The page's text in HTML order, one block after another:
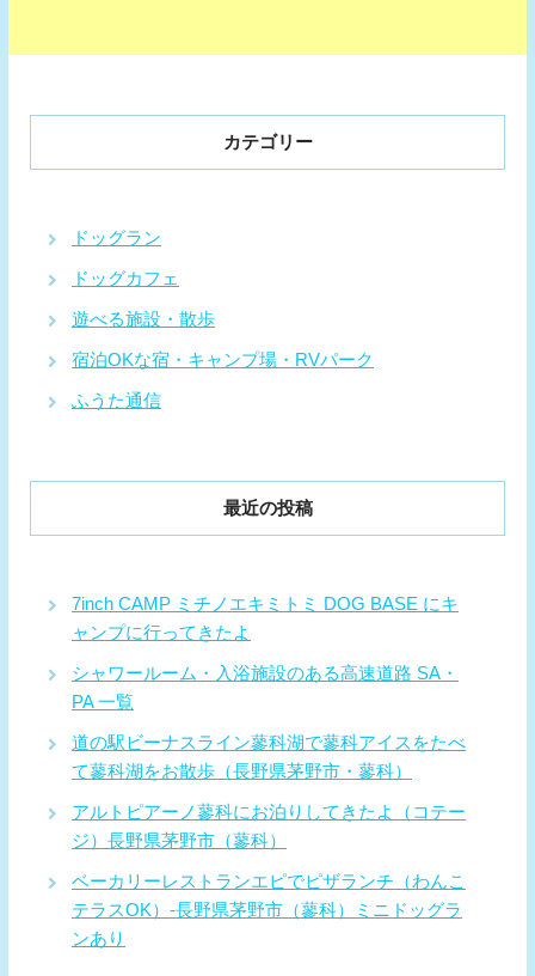
カテゴリー
ドッグラン
ドッグカフェ
遊べる施設・散歩
宿泊OKな宿・キャンプ場・RVパーク
ふうた通信
最近の投稿
7inch CAMP ミチノエキミトミ DOG BASE にキ
ャンプに行ってきたよ
シャワールーム・入浴施設のある高速道路 SA・
PA 一覧
道の駅ビーナスライン蓼科湖で蓼科アイスをたべ
て蓼科湖をお散歩（長野県茅野市・蓼科）
アルトピアーノ蓼科にお泊りしてきたよ（コテー
ジ）長野県茅野市（蓼科）
ベーカリーレストランエピでピザランチ（わんこ
テラスOK）-長野県茅野市（蓼科）ミニドッグラ
ンあり